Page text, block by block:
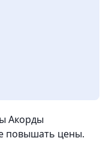
Акорды
повышать цены.